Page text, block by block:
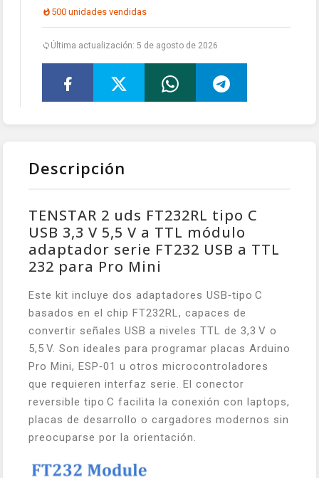
500 unidades vendidas
Última actualización: 5 de agosto de 2026
Descripción
TENSTAR 2 uds FT232RL tipo C
USB 3,3 V 5,5 V a TTL módulo
adaptador serie FT232 USB a TTL
232 para Pro Mini
Este kit incluye dos adaptadores USB‑tipo C
basados en el chip FT232RL, capaces de
convertir señales USB a niveles TTL de 3,3 V o
5,5 V. Son ideales para programar placas Arduino
Pro Mini, ESP‑01 u otros microcontroladores
que requieren interfaz serie. El conector
reversible tipo C facilita la conexión con laptops,
placas de desarrollo o cargadores modernos sin
preocuparse por la orientación.